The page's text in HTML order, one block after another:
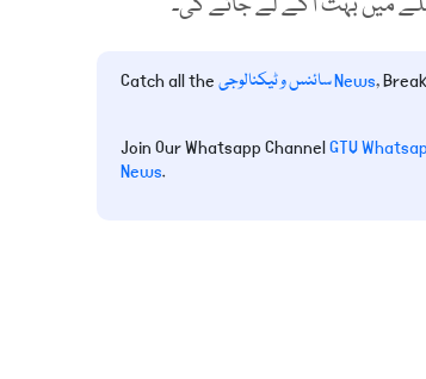
Catch all the سائنس و ٹیکنالوجی News,
Join Our Whatsapp ChannelGTV
News.